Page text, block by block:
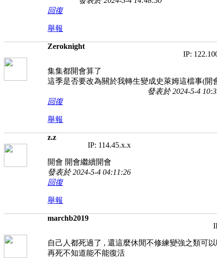
回復
舉報
Zeroknight
IP:
集集都開會算了
這季是否要改為關於我轉生變成史萊姆這檔事(開
發表於 2024-5-4
回復
舉報
z.z
IP: 114.45.x.x
開會 開會繼續開會
發表於 2024-5-4 04:11:26
回復
舉報
marchb2019
自己人都死過了 , 還這麼休閒不修練變強之類可
再死不知道能不能復活